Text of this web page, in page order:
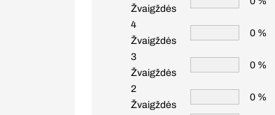
Žvaigždės
4
Žvaigždės
0 %
3
Žvaigždės
0 %
2
Žvaigždės
0 %